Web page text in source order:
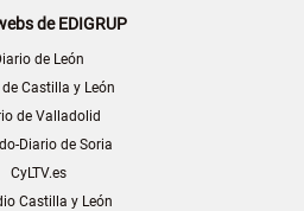
de EDIGRUP
de León
de Castilla y León
de Valladolid
Diario de Soria
CyLTV.es
Castilla y León